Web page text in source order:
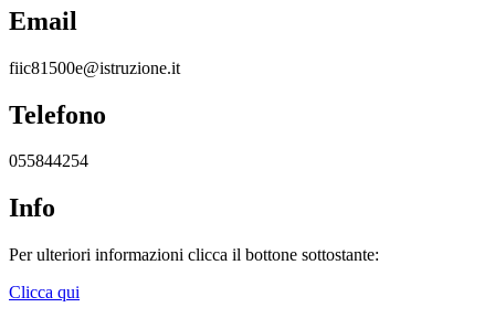
Email
fiic81500e@istruzione.it
Telefono
055844254
Info
Per ulteriori informazioni clicca il bottone sottostante:
Clicca qui